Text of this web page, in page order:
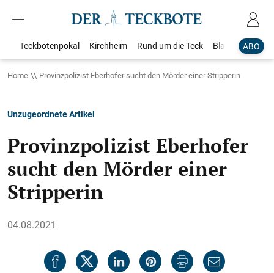
ABO
Teckbotenpokal Kirchheim Rund um die Teck Blaulicht
Home Provinzpolizist Eberhofer sucht den Mörder einer Stripperin
Unzugeordnete Artikel
Provinzpolizist Eberhofer
sucht den Mörder einer
Stripperin
04.08.2021